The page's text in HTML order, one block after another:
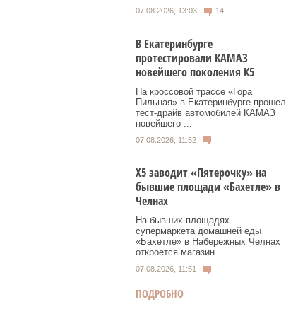
07.08.2026, 13:03 14
В Екатеринбурге
протестировали КАМАЗ
новейшего поколения К5
На кроссовой трассе «Гора
Пильная» в Екатеринбурге прошел
тест-драйв автомобилей КАМАЗ
новейшего ...
07.08.2026, 11:52
Х5 заводит «Пятерочку» на
бывшие площади «Бахетле» в
Челнах
На бывших площадях
супермаркета домашней еды
«Бахетле» в Набережных Челнах
откроется магазин ...
07.08.2026, 11:51
ПОДРОБНО